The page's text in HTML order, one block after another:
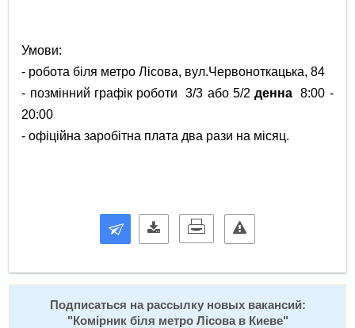
Умови:
- робота біля метро Лісова, вул.Червоноткацька, 84
- позмінний графік роботи 3/3 або 5/2 денна
8:00 -
20:00
- офіційна заробітна плата два рази на місяц.
Подписаться на расcылку новых вакансий:
" Комірник біля метро Лісова в Киеве"